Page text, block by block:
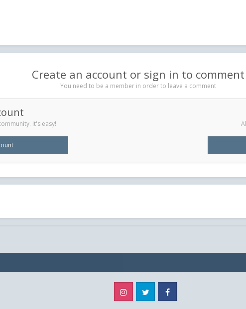
Create an account or sign in to comment
You need to be a member in order to leave a comment
It's easy!
Instagram Twitter